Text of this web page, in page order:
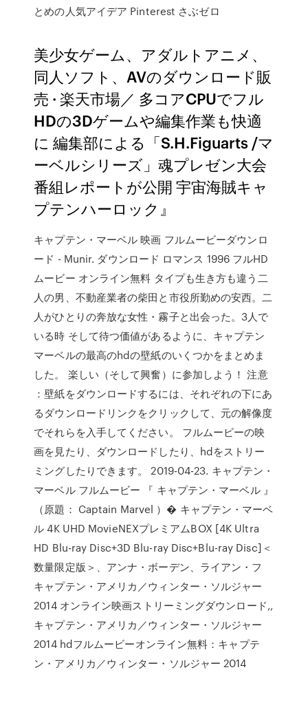
とめの人気アイデア Pinterest さぶゼロ
美少女ゲーム、アダルトアニメ、
同人ソフト、AVのダウンロード販
売 · 楽天市場／ 多コアCPUでフル
HDの3Dゲームや編集作業も快適
に 編集部による「S.H.Figuarts /マ
ーベルシリーズ」魂プレゼン大会
番組レポートが公開 宇宙海賊キャ
プテンハーロック』
キャプテン・マーベル 映画 フルムービーダウンロ
ード - Munir. ダウンロード ロマンス 1996 フルHD
ムービー オンライン無料 タイプも生き方も違う二
人の男、不動産業者の柴田と市役所勤めの安西。二
人がひとりの奔放な女性・霧子と出会った。3人で
いる時 そして待つ価値があるように、キャプテン
マーベルの最高のhdの壁紙のいくつかをまとめま
した。 楽しい（そして興奮）に参加しよう！ 注意
：壁紙をダウンロードするには、それぞれの下にあ
るダウンロードリンクをクリックして、元の解像度
でそれらを入手してください。 フルムービーの映
画を見たり、ダウンロードしたり、hdをストリー
ミングしたりできます。 2019-04-23. キャプテン・
マーベル フルムービー 『 キャプテン・マーベル 』
（原題： Captain Marvel ）� キャプテン・マーベ
ル 4K UHD MovieNEXプレミアムBOX [4K Ultra
HD Blu-ray Disc+3D Blu-ray Disc+Blu-ray Disc]＜
数量限定版＞、アンナ・ボーデン、ライアン・フ
キャプテン・アメリカ／ウィンター・ソルジャー
2014 オンライン映画ストリーミングダウンロード,,
キャプテン・アメリカ／ウィンター・ソルジャー
2014 hdフルムービーオンライン無料：キャプテ
ン・アメリカ／ウィンター・ソルジャー 2014